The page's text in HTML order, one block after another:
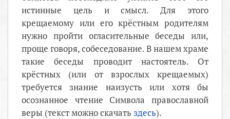
истинные цель и смысл. Для этого
крещаемому или его крёстным родителям
нужно пройти огласительные беседы или,
проще говоря, собеседование. В нашем храме
такие беседы проводит настоятель. От
крёстных (или от взрослых крещаемых)
требуется знание наизусть или хотя бы
осознанное чтение Символа православной
веры (текст можно скачать здесь).